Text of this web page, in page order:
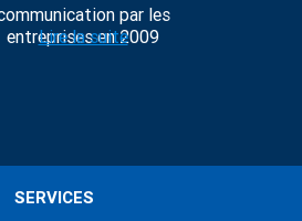
par les
entreprises en 2009
Lire la suite
SERVICES